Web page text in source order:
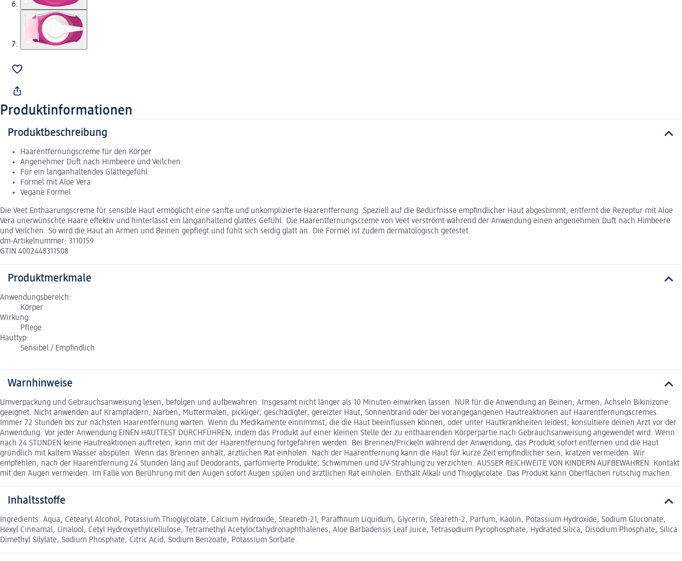
Produktinformationen
Produktbeschreibung
Haarentfernungscreme für den Körper
Angenehmer Duft nach Himbeere und Veilchen
Für ein langanhaltendes Glättegefühl
Formel mit Aloe Vera
Vegane Formel
Die Veet Enthaarungscreme für sensible Haut ermöglicht eine sanfte und unkomplizierte Haarentfernung. Speziell auf die Bedürfnisse empfindlicher Haut abgestimmt, entfernt die Rezeptur mit Aloe
Vera unerwünschte Haare effektiv und hinterlässt ein langanhaltend glattes Gefühl. Die Haarentfernungscreme von Veet verströmt während der Anwendung einen angenehmen Duft nach Himbeere
und Veilchen. So wird die Haut an Armen und Beinen gepflegt und fühlt sich seidig glatt an. Die Formel ist zudem dermatologisch getestet.
dm-Artikelnummer: 3110159
GTIN 4002448311508
Produktmerkmale
Anwendungsbereich:
Körper
Wirkung:
Pflege
Hauttyp:
Sensibel / Empfindlich
Warnhinweise
Umverpackung und Gebrauchsanweisung lesen, befolgen und aufbewahren. Insgesamt nicht länger als 10 Minuten einwirken lassen. NUR für die Anwendung an Beinen, Armen, Achseln Bikinizone
geeignet. Nicht anwenden auf Krampfadern, Narben, Muttermalen, pickliger, geschädigter, gereizter Haut, Sonnenbrand oder bei vorangegangenen Hautreaktionen auf Haarentfernungscremes.
Immer 72 Stunden bis zur nächsten Haarentfernung warten. Wenn du Medikamente einnimmst, die die Haut beeinflussen können, oder unter Hautkrankheiten leidest, konsultiere deinen Arzt vor der
Anwendung. Vor jeder Anwendung EINEN HAUTTEST DURCHFÜHREN, indem das Produkt auf einer kleinen Stelle der zu enthaarenden Körperpartie nach Gebrauchsanweisung angewendet wird. Wenn
nach 24 STUNDEN keine Hautreaktionen auftreten, kann mit der Haarentfernung fortgefahren werden. Bei Brennen/Prickeln während der Anwendung, das Produkt sofort entfernen und die Haut
gründlich mit kaltem Wasser abspülen. Wenn das Brennen anhält, ärztlichen Rat einholen. Nach der Haarentfernung kann die Haut für kurze Zeit empfindlicher sein; kratzen vermeiden. Wir
empfehlen, nach der Haarentfernung 24 Stunden lang auf Deodorants, parfümierte Produkte, Schwimmen und UV-Strahlung zu verzichten. AUSSER REICHWEITE VON KINDERN AUFBEWAHREN. Kontakt
mit den Augen vermeiden. Im Falle von Berührung mit den Augen sofort Augen spülen und ärztlichen Rat einholen. Enthält Alkali und Thioglycolate. Das Produkt kann Oberflächen rutschig machen.
Inhaltsstoffe
Ingredients: Aqua, Cetearyl Alcohol, Potassium Thioglycolate, Calcium Hydroxide, Steareth-21, Paraffinum Liquidum, Glycerin, Steareth-2, Parfum, Kaolin, Potassium Hydroxide, Sodium Gluconate,
Hexyl Cinnamal, Linalool, Cetyl Hydroxyethylcellulose, Tetramethyl Acetyloctahydronaphthalenes, Aloe Barbadensis Leaf Juice, Tetrasodium Pyrophosphate, Hydrated Silica, Disodium Phosphate, Silica
Dimethyl Silylate, Sodium Phosphate, Citric Acid, Sodium Benzoate, Potassium Sorbate.